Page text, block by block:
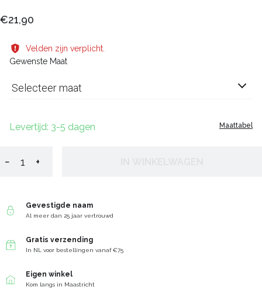
€21,90
Velden zijn verplicht.
Gewenste Maat
Selecteer maat
Maattabel
Levertijd: 3-5 dagen
− +
Gevestigde naam
Al meer dan 25 jaar vertrouwd
Gratis verzending
In NL voor bestellingen vanaf €75
Eigen winkel
Kom langs in Maastricht